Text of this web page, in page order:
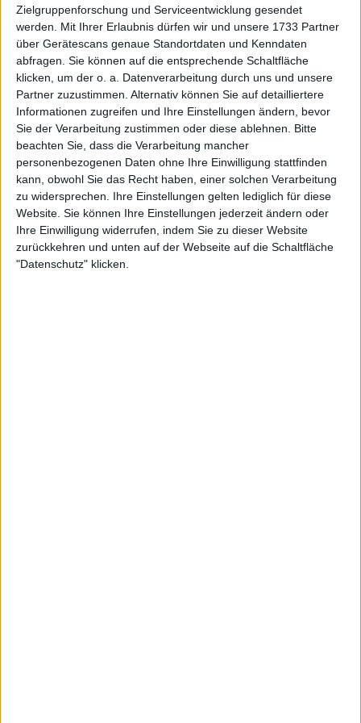
Zielgruppenforschung und Serviceentwicklung gesendet
werden.
Mit Ihrer Erlaubnis dürfen wir und unsere 1733 Partner
über Gerätescans genaue Standortdaten und Kenndaten
abfragen. Sie können auf die entsprechende Schaltfläche
klicken, um der o. a. Datenverarbeitung durch uns und unsere
Partner zuzustimmen. Alternativ können Sie auf detailliertere
Informationen zugreifen und Ihre Einstellungen ändern, bevor
Sie der Verarbeitung zustimmen oder diese ablehnen.
Bitte
beachten Sie, dass die Verarbeitung mancher
personenbezogenen Daten ohne Ihre Einwilligung stattfinden
kann, obwohl Sie das Recht haben, einer solchen Verarbeitung
zu widersprechen. Ihre Einstellungen gelten lediglich für diese
Website. Sie können Ihre Einstellungen jederzeit ändern oder
Ihre Einwilligung widerrufen, indem Sie zu dieser Website
zurückkehren und unten auf der Webseite auf die Schaltfläche
"Datenschutz" klicken.
auch hier erstaunliche Ergebnisse erzielt und war
eine Top-Spielerin."
Es ist erst das zweite Aufeinandertreffen zwischen
den beiden auf höchster Ebene. Beim letzten
Aufeinandertreffen der beiden im Rahmen der
Oracle Challengers Series im Jahr 2020 setzte sich
Pegula in zwei Sätzen mit 7:6, 6:2 durch. Der in
Buffalo geborene Star geht als eine der Favoritinnen
auf den Sieg in New York ins Rennen. Ihr bester
Auftritt bei den US Open war 2022, als sie im
Viertelfinale gegen die derzeitige
WeltranglistenersteIga Swiatekaus Polen in zwei
Sätzen mit 6:3, 7:6 ausschied.